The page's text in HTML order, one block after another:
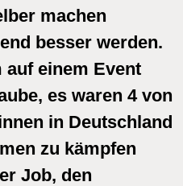
machen
besser werden.
auf einem Event
es waren 4 von
in Deutschland
zu kämpfen
Job, den